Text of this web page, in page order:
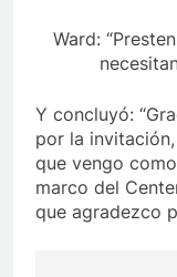
Ward:
Y concluyó:
por la
que vengo
marco del
que agradezco